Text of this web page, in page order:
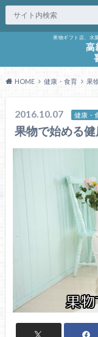
果物ギフト店、水
HOME 健康・食育 果
2016.10.07 健康・
果物で始める